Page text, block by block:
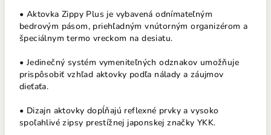
• Aktovka Zippy Plus je vybavená odnímateľným
bedrovým pásom, priehľadným vnútorným organizérom a
špeciálnym termo vreckom na desiatu.
• Jedinečný systém vymeniteľných odznakov umožňuje
prispôsobiť vzhľad aktovky podľa nálady a záujmov
dieťaťa.
• Dizajn aktovky dopĺňajú reflexné prvky a vysoko
spoľahlivé zipsy prestížnej japonskej značky YKK.